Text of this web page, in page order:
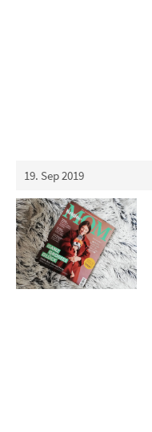
19. Sep 2019